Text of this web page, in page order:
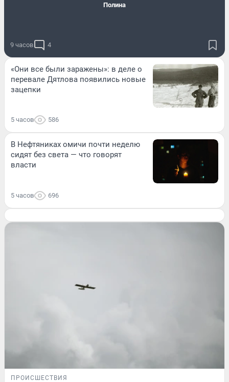
Полина
9 часов 4
«Они все были заражены»: в деле о
перевале Дятлова появились новые
зацепки
5 часов 586
В Нефтяниках омичи почти неделю
сидят без света — что говорят
власти
5 часов 696
ПРОИСШЕСТВИЯ